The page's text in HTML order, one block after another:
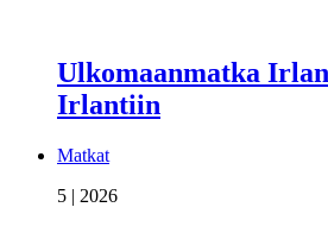
Ulkomaanmatka
Irlantiin
Matkat
5 | 2026